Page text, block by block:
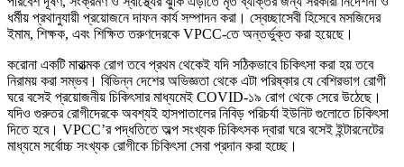
ধর্মীয় প্রথানুযায়ী প্রয়োজনে দাফন কার্য সম্পাদন করা। স্বেচ্ছাসেবী হিসেবে মসজিদের
ইমাম, শিক্ষক, এবং শিক্ষিত তরুণদেরকে VPCC-তে অন্তর্ভুক্ত করা হয়েছে।
করোনা একটি মারাত্মক রোগ তবে প্রথম থেকেই যদি সঠিকভাবে চিকিৎসা করা হয় তবে
নিরাময় করা সম্ভব। বিভিন্ন দেশের অভিজ্ঞতা থেকে এটা পরিষ্কার যে বেশিরভাগ রোগী
ঘরে বসেই প্রয়োজনীয় চিকিৎসার মাধ্যমেই COVID-১৯ রোগ থেকে সেরে উঠেছে।
যদিও গুরুতর রোগীদেরকে অবশ্যই হাসপাতালের নিবিড় পরিচর্যা ইউনিট গুলোতে চিকিৎসা
দিতে হবে। VPCC’র পদ্ধতিতে অল্প সংখ্যক চিকিৎসক দ্বারা ঘরে বসেই ইন্টারনেটের
মাধ্যমে সর্বোচ্চ সংখ্যক রোগীকে চিকিৎসা সেবা প্রদান করা হচ্ছে।